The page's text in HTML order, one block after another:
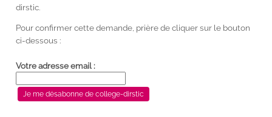
dirstic.
Pour confirmer cette demande, prière de cliquer sur le bouton
ci-dessous :
Votre adresse email :